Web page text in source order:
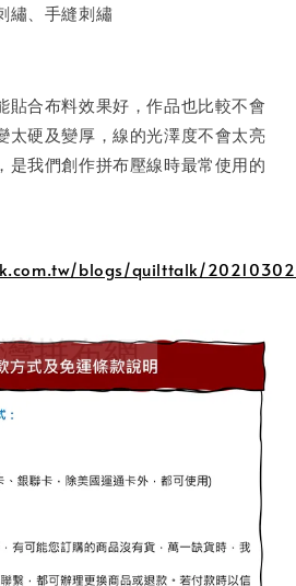
繡、手縫刺繡
貼合布料效果好，作品也比較不會
太硬及變厚，線的光澤度不會太亮
是我們創作拼布壓線時最常使用的
blogs/quilttalk/